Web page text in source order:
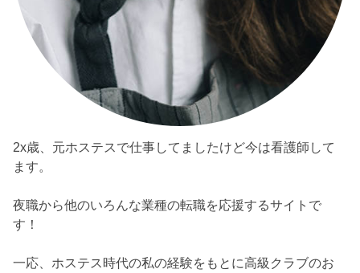
2x歳、元ホステスで仕事してましたけど今は看護師して
ます。
夜職から他のいろんな業種の転職を応援するサイトで
す！
一応、ホステス時代の私の経験をもとに高級クラブのお